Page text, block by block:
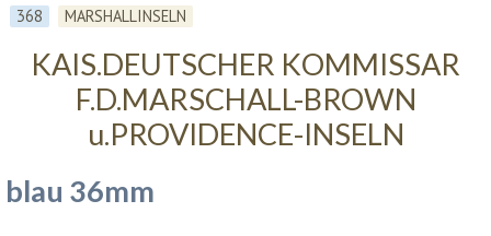
368 MARSHALLINSELN
KAIS.DEUTSCHER KOMMISSAR
F.D.MARSCHALL-BROWN
u.PROVIDENCE-INSELN
blau 36mm